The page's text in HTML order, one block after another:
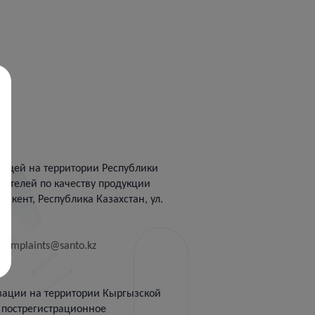
на территории Республики
по качеству продукции
Республика Казахстан, ул.
complaints@santo.kz
на территории Кыргызской